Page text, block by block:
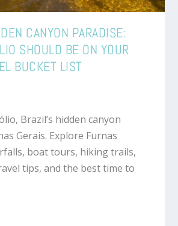
CANYON PARADISE:
SHOULD BE ON YOUR
BUCKET LIST
Brazil’s hidden canyon
Gerais. Explore Furnas
boat tours, hiking trails,
tips, and the best time to